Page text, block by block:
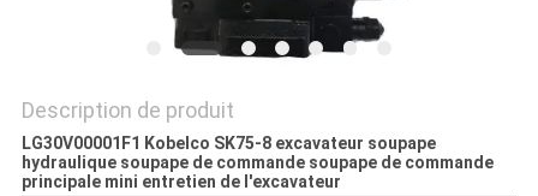
CONFIDENTIALITÉ
Description de produit
LG30V00001F1 Kobelco SK75-8 excavateur soupape
hydraulique soupape de commande soupape de commande
principale mini entretien de l'excavateur